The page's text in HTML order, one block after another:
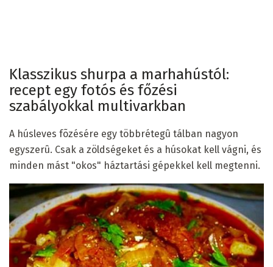
Klasszikus shurpa a marhahústól:
recept egy fotós és főzési
szabályokkal multivarkban
A húsleves fõzésére egy többrétegû tálban nagyon
egyszerû. Csak a zöldségeket és a húsokat kell vágni, és
minden mást "okos" háztartási gépekkel kell megtenni.